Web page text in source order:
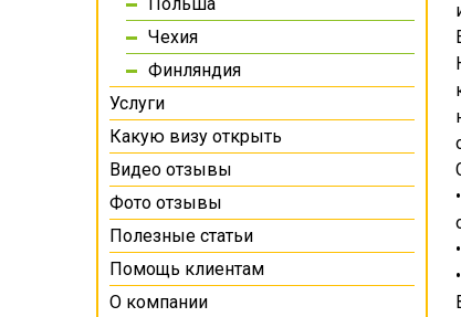
Чехия
Финляндия
Услуги
Какую визу открыть
Видео отзывы
Фото отзывы
Полезные статьи
Помощь клиентам
О компании